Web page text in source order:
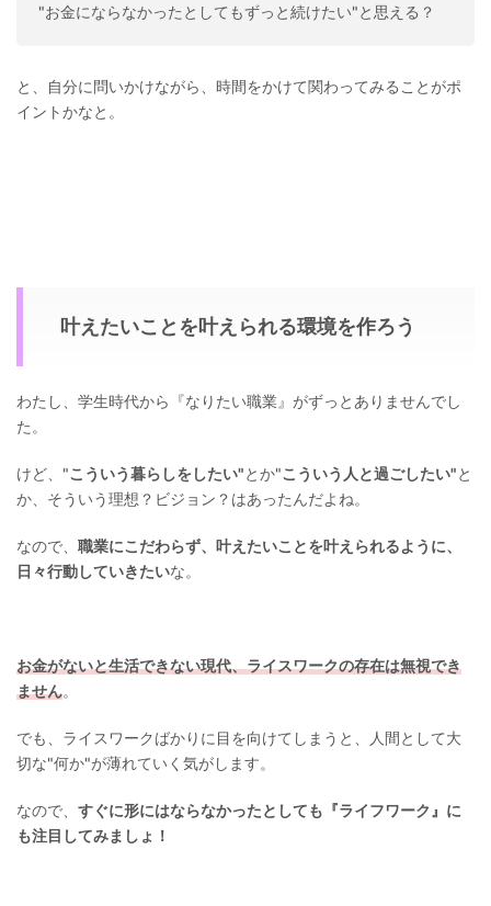
"お金にならなかったとしてもずっと続けたい"と思える？
と、自分に問いかけながら、時間をかけて関わってみることがポ
イントかなと。
叶えたいことを叶えられる環境を作ろう
わたし、学生時代から『なりたい職業』がずっとありませんでし
た。
けど、"こういう暮らしをしたい"とか"こういう人と過ごしたい"と
か、そういう理想？ビジョン？はあったんだよね。
なので、 職業にこだわらず、叶えたいことを叶えられるように、
日々行動していきたいな。
お金がないと生活できない現代、ライスワークの存在は無視でき
ません。
でも、ライスワークばかりに目を向けてしまうと、人間として大
切な"何か"が薄れていく気がします。
なので、 すぐに形にはならなかったとしても『ライフワーク』に
も注目してみましょ！